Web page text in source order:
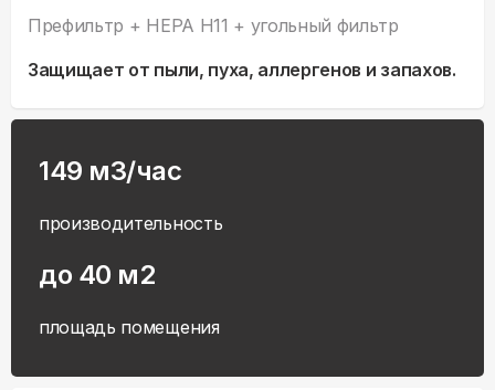
Префильтр + HEPA H11 + угольный фильтр
Защищает от пыли, пуха, аллергенов и запахов.
149 м3/час
производительность
до 40 м2
площадь помещения